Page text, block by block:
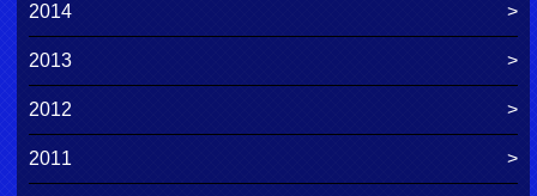
2014
2013
2012
2011